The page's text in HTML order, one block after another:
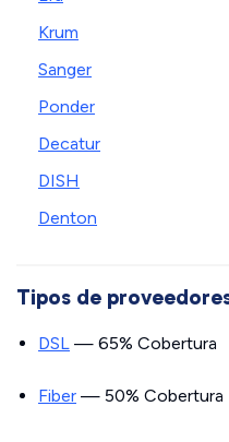
Krum
Sanger
Ponder
Decatur
DISH
Denton
Tipos de
DSL — 65% Cobertura
Fiber — 50% Cobertura